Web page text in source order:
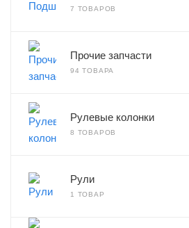
7 ТОВАРОВ
Прочие запчасти
94 ТОВАРА
Рулевые колонки
8 ТОВАРОВ
Рули
1 ТОВАР